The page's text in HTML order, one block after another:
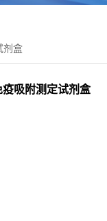
剂盒
吸附测定试剂盒